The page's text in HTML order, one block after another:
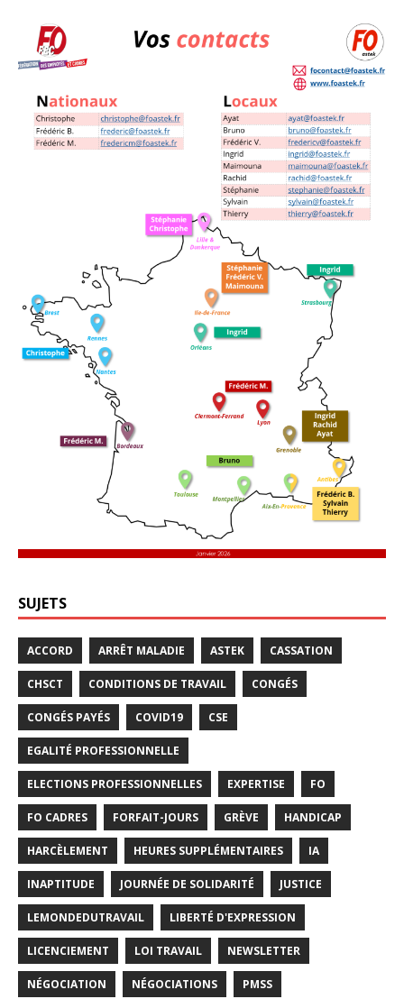
SUJETS
ACCORD ARRÊT MALADIE ASTEK CASSATION
CHSCT CONDITIONS DE TRAVAIL CONGÉS
CONGÉS PAYÉS COVID19 CSE
EGALITÉ PROFESSIONNELLE
ELECTIONS PROFESSIONNELLES EXPERTISE FO
FO CADRES FORFAIT-JOURS GRÈVE HANDICAP
HARCÈLEMENT HEURES SUPPLÉMENTAIRES IA
INAPTITUDE JOURNÉE DE SOLIDARITÉ JUSTICE
LEMONDEDUTRAVAIL LIBERTÉ D'EXPRESSION
LICENCIEMENT LOI TRAVAIL NEWSLETTER
NÉGOCIATION NÉGOCIATIONS PMSS